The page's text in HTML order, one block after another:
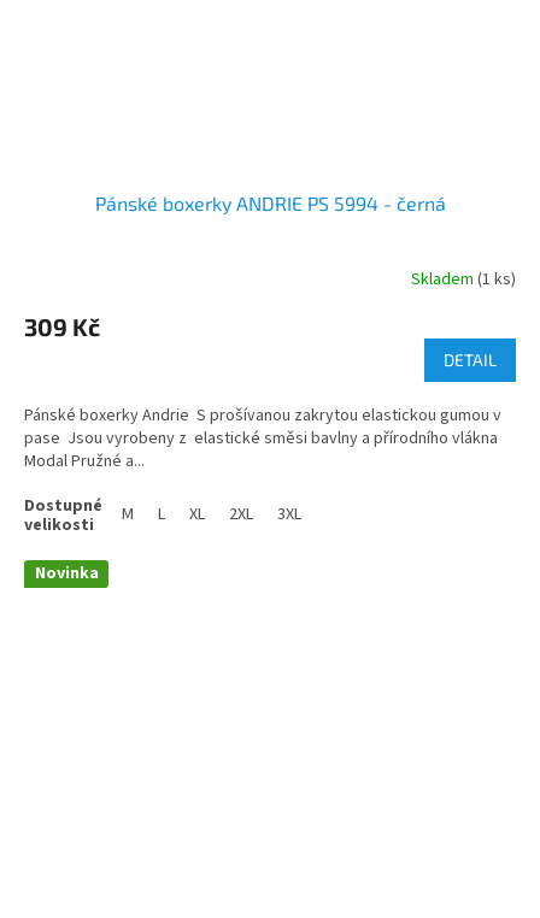
Pánské boxerky ANDRIE PS 5994 - černá
Skladem (1 ks)
309 Kč
DETAIL
Pánské boxerky Andrie S prošívanou zakrytou elastickou gumou v
pase Jsou vyrobeny z elastické směsi bavlny a přírodního vlákna
Modal Pružné a...
M L XL 2XL 3XL
Novinka